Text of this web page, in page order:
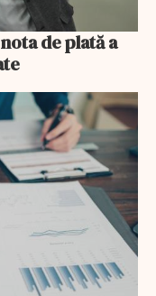
de plată a